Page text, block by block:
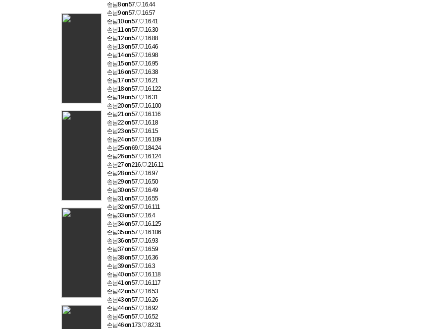
손님8on57.♡.16.44
손님9on57.♡.16.57
손님10on57.♡.16.41
손님11on57.♡.16.30
손님12on57.♡.16.88
손님13on57.♡.16.46
손님14on57.♡.16.98
손님15on57.♡.16.95
손님16on57.♡.16.38
손님17on57.♡.16.21
손님18on57.♡.16.122
손님19on57.♡.16.31
손님20on57.♡.16.100
손님21on57.♡.16.116
손님22on57.♡.16.18
손님23on57.♡.16.15
손님24on57.♡.16.109
손님25on69.♡.184.24
손님26on57.♡.16.124
손님27on216.♡.216.11
손님28on57.♡.16.97
손님29on57.♡.16.50
손님30on57.♡.16.49
손님31on57.♡.16.55
손님32on57.♡.16.111
손님33on57.♡.16.4
손님34on57.♡.16.125
손님35on57.♡.16.106
손님36on57.♡.16.93
손님37on57.♡.16.59
손님38on57.♡.16.36
손님39on57.♡.16.3
손님40on57.♡.16.118
손님41on57.♡.16.117
손님42on57.♡.16.53
손님43on57.♡.16.26
손님44on57.♡.16.92
손님45on57.♡.16.52
손님46on 173.♡.82.31